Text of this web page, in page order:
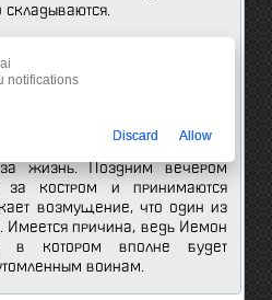
складываются.
неразумной идеей. Воины
клана, расположенную в
в полной мере, что с ними
за жизнь. Поздним вечером
за костром и принимаются
возмущение, что один из
Имеется причина, ведь Иемон
в котором вполне будет
воинам.
notifications
Discard Allow